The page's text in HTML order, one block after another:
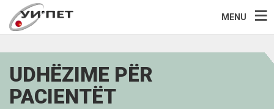
MENU
UDHËZIME PËR
PACIENTËT